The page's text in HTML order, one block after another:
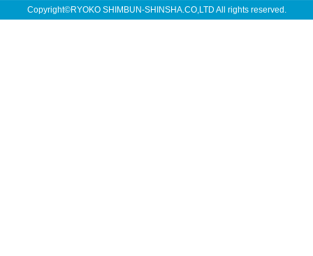
Copyright©RYOKO SHIMBUN-SHINSHA.CO,LTD All rights reserved.